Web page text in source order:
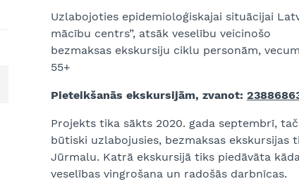
Uzlabojoties epidemioloģiskajai situācijai
mācību centrs”, atsāk veselību veicinošo
bezmaksas ekskursiju ciklu personām,
55+
Pieteikšanās ekskursijām, zvanot:
Projekts tika sākts 2020. gada septembrī,
būtiski uzlabojusies, bezmaksas
Jūrmalu. Katrā ekskursijā tiks piedāvāta
veselības vingrošana un radošās darbnīcas.